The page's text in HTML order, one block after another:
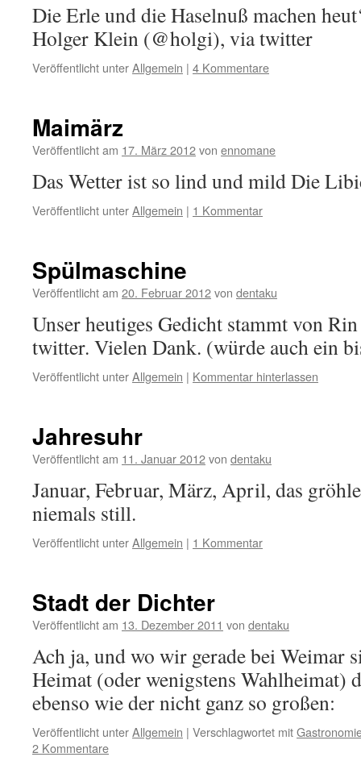
Die Erle und die Haselnuß machen
Holger Klein (@holgi), via twitter
Veröffentlicht unterAllgemein | 4 Kommentare
Maimärz
Veröffentlicht am 17. März 2012von ennomane
Das Wetter ist so lind und mild Die
Veröffentlicht unterAllgemein | 1 Kommentar
Spülmaschine
Veröffentlicht am 20. Februar 2012von dentaku
Unser heutiges Gedicht stammt von
twitter. Vielen Dank. (würde auch ein
Veröffentlicht unterAllgemein | Kommentar hinterlassen
Jahresuhr
Veröffentlicht am 11. Januar 2012von dentaku
Januar, Februar, März, April, das
niemals still.
Veröffentlicht unterAllgemein | 1 Kommentar
Stadt der Dichter
Veröffentlicht am 13. Dezember 2011 von dentaku
Ach ja, und wo wir gerade bei Weimar
Heimat (oder wenigstens Wahlheimat)
ebenso wie der nicht ganz so großen:
Veröffentlicht unterAllgemein | Verschlagwortet mit
2 Kommentare